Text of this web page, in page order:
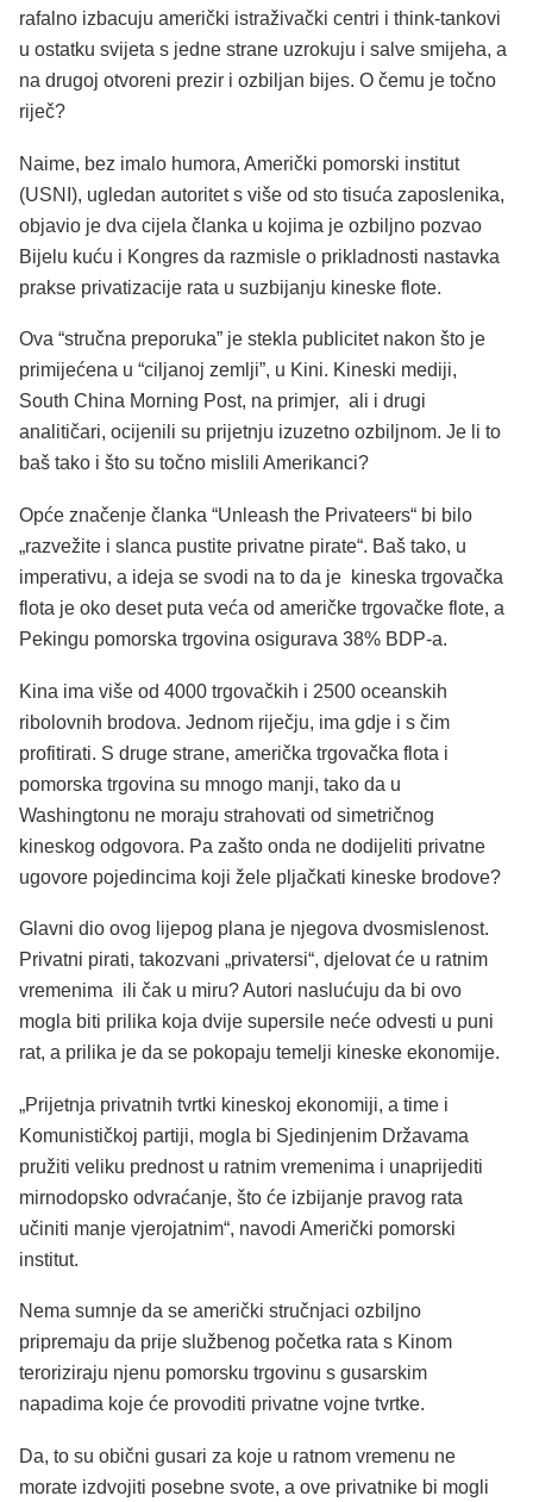
rafalno izbacuju američki istraživački centri i think-tankovi
u ostatku svijeta s jedne strane uzrokuju i salve smijeha, a
na drugoj otvoreni prezir i ozbiljan bijes. O čemu je točno
riječ?
Naime, bez imalo humora, Američki pomorski institut
(USNI), ugledan autoritet s više od sto tisuća zaposlenika,
objavio je dva cijela članka u kojima je ozbiljno pozvao
Bijelu kuću i Kongres da razmisle o prikladnosti nastavka
prakse privatizacije rata u suzbijanju kineske flote.
Ova “stručna preporuka” je stekla publicitet nakon što je
primijećena u “ciljanoj zemlji”, u Kini. Kineski mediji,
South China Morning Post, na primjer, ali i drugi
analitičari, ocijenili su prijetnju izuzetno ozbiljnom. Je li to
baš tako i što su točno mislili Amerikanci?
Opće značenje članka “Unleash the Privateers“ bi bilo
„razvežite i slanca pustite privatne pirate“. Baš tako, u
imperativu, a ideja se svodi na to da je kineska trgovačka
flota je oko deset puta veća od američke trgovačke flote, a
Pekingu pomorska trgovina osigurava 38% BDP-a.
Kina ima više od 4000 trgovačkih i 2500 oceanskih
ribolovnih brodova. Jednom riječju, ima gdje i s čim
profitirati. S druge strane, američka trgovačka flota i
pomorska trgovina su mnogo manji, tako da u
Washingtonu ne moraju strahovati od simetričnog
kineskog odgovora. Pa zašto onda ne dodijeliti privatne
ugovore pojedincima koji žele pljačkati kineske brodove?
Glavni dio ovog lijepog plana je njegova dvosmislenost.
Privatni pirati, takozvani „privatersi“, djelovat će u ratnim
vremenima ili čak u miru? Autori naslućuju da bi ovo
mogla biti prilika koja dvije supersile neće odvesti u puni
rat, a prilika je da se pokopaju temelji kineske ekonomije.
„Prijetnja privatnih tvrtki kineskoj ekonomiji, a time i
Komunističkoj partiji, mogla bi Sjedinjenim Državama
pružiti veliku prednost u ratnim vremenima i unaprijediti
mirnodopsko odvraćanje, što će izbijanje pravog rata
učiniti manje vjerojatnim“, navodi Američki pomorski
institut.
Nema sumnje da se američki stručnjaci ozbiljno
pripremaju da prije službenog početka rata s Kinom
teroriziraju njenu pomorsku trgovinu s gusarskim
napadima koje će provoditi privatne vojne tvrtke.
Da, to su obični gusari za koje u ratnom vremenu ne
morate izdvojiti posebne svote, a ove privatnike bi mogli